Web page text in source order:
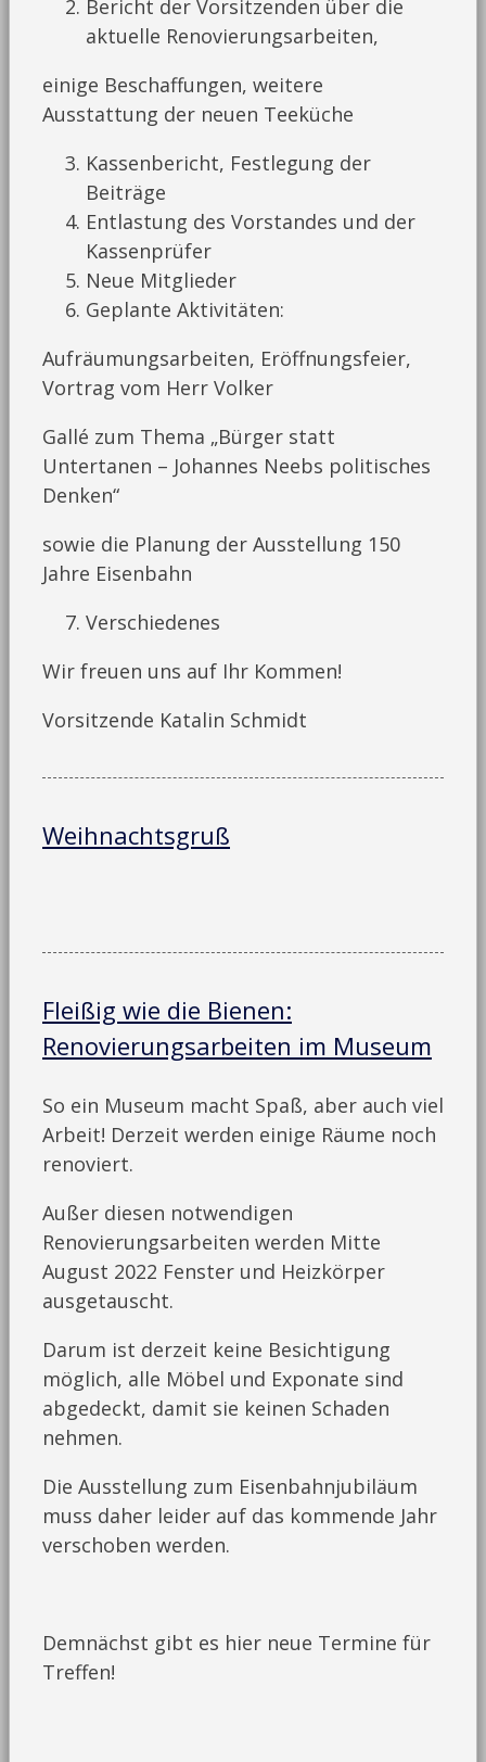
Bericht der Vorsitzenden über die
aktuelle Renovierungsarbeiten,
einige Beschaffungen, weitere
Ausstattung der neuen Teeküche
Kassenbericht, Festlegung der
Beiträge
Entlastung des Vorstandes und der
Kassenprüfer
Neue Mitglieder
Geplante Aktivitäten:
Aufräumungsarbeiten, Eröffnungsfeier,
Vortrag vom Herr Volker
Gallé zum Thema „Bürger statt
Untertanen – Johannes Neebs politisches
Denken“
sowie die Planung der Ausstellung 150
Jahre Eisenbahn
Verschiedenes
Wir freuen uns auf Ihr Kommen!
Vorsitzende Katalin Schmidt
Weihnachtsgruß
Fleißig wie die Bienen:
Renovierungsarbeiten im Museum
So ein Museum macht Spaß, aber auch viel
Arbeit! Derzeit werden einige Räume noch
renoviert.
Außer diesen notwendigen
Renovierungsarbeiten werden Mitte
August 2022 Fenster und Heizkörper
ausgetauscht.
Darum ist derzeit keine Besichtigung
möglich, alle Möbel und Exponate sind
abgedeckt, damit sie keinen Schaden
nehmen.
Die Ausstellung zum Eisenbahnjubiläum
muss daher leider auf das kommende Jahr
verschoben werden.
Demnächst gibt es hier neue Termine für
Treffen!